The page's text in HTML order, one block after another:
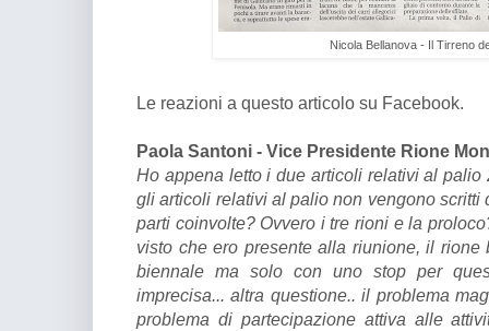
Nicola Bellanova - Il Tirreno
Le reazioni a questo articolo su Facebook.
Paola Santoni - Vice Presidente Rione
Ho appena letto i due articoli relativi al palio
gli articoli relativi al palio non vengono scritti
parti coinvolte? Ovvero i tre rioni e la
visto che ero presente alla riunione, il
biennale ma solo con uno stop per
imprecisa... altra questione.. il problema
problema di partecipazione attiva alle